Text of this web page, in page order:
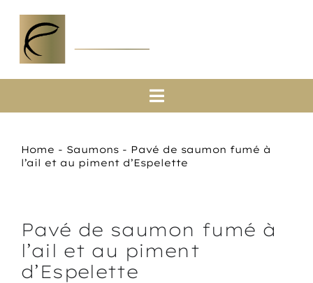
contenu
Toggle
A propos
Boutique en ligne
Actualités
Home - Saumons- Pavé de saumon fumé à
l’ail et au piment d’Espelette
Pavé de saumon fumé à
l’ail et au piment
d’Espelette